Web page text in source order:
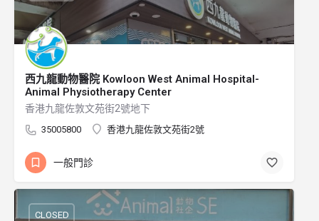
西九龍動物醫院 Kowloon West Animal Hospital-
Animal Physiotherapy Center
香港九龍佐敦文苑街2號地下
35005800 香港九龍佐敦文苑街2號
一般門診
CLOSED